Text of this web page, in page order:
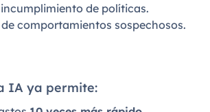
de políticas.
comportamientos sospechosos.
IA ya permite: